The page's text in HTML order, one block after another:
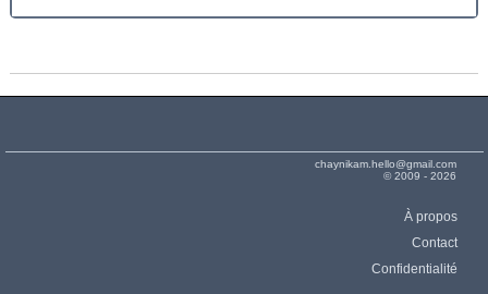
chaynikam.hello@gmail.com
© 2009 - 2026
À propos
Contact
Confidentialité